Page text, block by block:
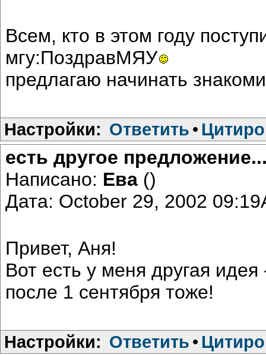
Всем, кто в этом году
мгу:ПоздравМЯУ
предлагаю начинать
Настройки: Ответить •
есть другое
Написано: Ева ()
Дата: October 29, 2002
Привет, Аня!
Вот есть у меня другая
после 1 сентября тоже!
Настройки: Ответить •